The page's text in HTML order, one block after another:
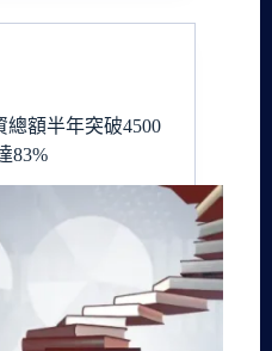
總額半年突破4500
83%